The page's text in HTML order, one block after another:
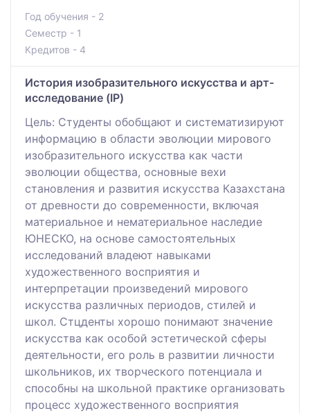
Год обучения - 2
Семестр - 1
Кредитов - 4
История изобразительного искусства и арт-
исследование (IP)
Цель: Студенты обобщают и систематизируют
информацию в области эволюции мирового
изобразительного искусства как части
эволюции общества, основные вехи
становления и развития искусства Казахстана
от древности до современности, включая
материальное и нематериальное наследие
ЮНЕСКО, на основе самостоятельных
исследований владеют навыками
художественного восприятия и
интерпретации произведений мирового
искусства различных периодов, стилей и
школ. Стцденты хорошо понимают значение
искусства как особой эстетической сферы
деятельности, его роль в развитии личности
школьников, их творческого потенциала и
способны на школьной практике организовать
процесс художественного восприятия